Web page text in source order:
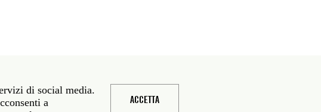
di social media.
a
ACCETTA